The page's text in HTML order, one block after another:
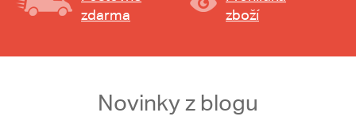
zdarma
zboží
Novinky z blogu